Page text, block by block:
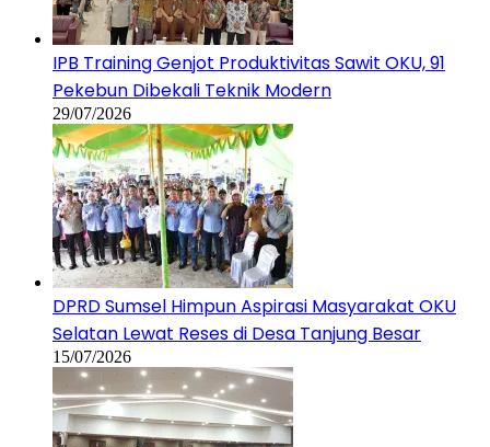
IPB Training Genjot Produktivitas Sawit OKU, 91
Pekebun Dibekali Teknik Modern
29/07/2026
DPRD Sumsel Himpun Aspirasi Masyarakat OKU
Selatan Lewat Reses di Desa Tanjung Besar
15/07/2026